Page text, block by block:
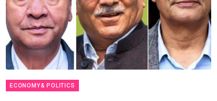
ECONOMY& POLITICS